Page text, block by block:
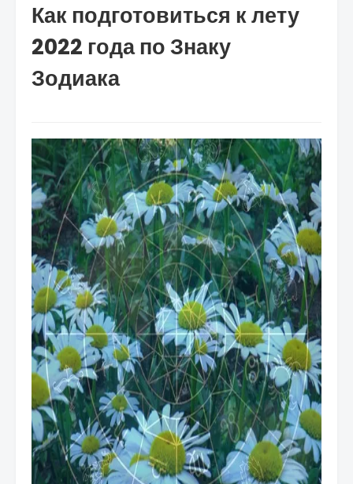
Как подготовиться к лету
2022 года по Знаку
Зодиака